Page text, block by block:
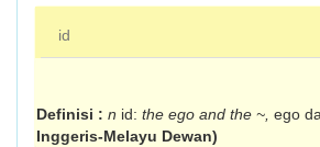
id
Definisi : n id: the ego and the ~, ego
Inggeris-Melayu Dewan)